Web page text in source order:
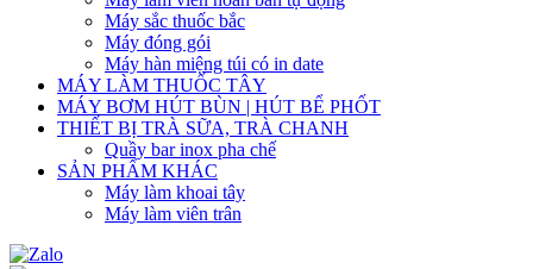
Máy sắc thuốc bắc
Máy đóng gói
Máy hàn miệng túi có in date
MÁY LÀM THUỐC TÂY
MÁY BƠM HÚT BÙN | HÚT BỂ PHỐT
THIẾT BỊ TRÀ SỮA, TRÀ CHANH
Quầy bar inox pha chế
SẢN PHẨM KHÁC
Máy làm khoai tây
Máy làm viên trân